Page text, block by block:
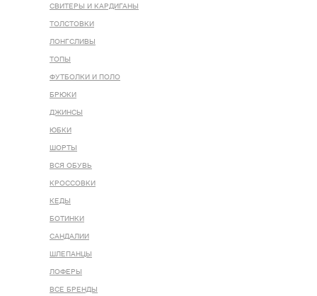
СВИТЕРЫ И КАРДИГАНЫ
ТОЛСТОВКИ
ЛОНГСЛИВЫ
ТОПЫ
ФУТБОЛКИ И ПОЛО
БРЮКИ
ДЖИНСЫ
ЮБКИ
ШОРТЫ
ВСЯ ОБУВЬ
КРОССОВКИ
КЕДЫ
БОТИНКИ
САНДАЛИИ
ШЛЕПАНЦЫ
ЛОФЕРЫ
ВСЕ БРЕНДЫ